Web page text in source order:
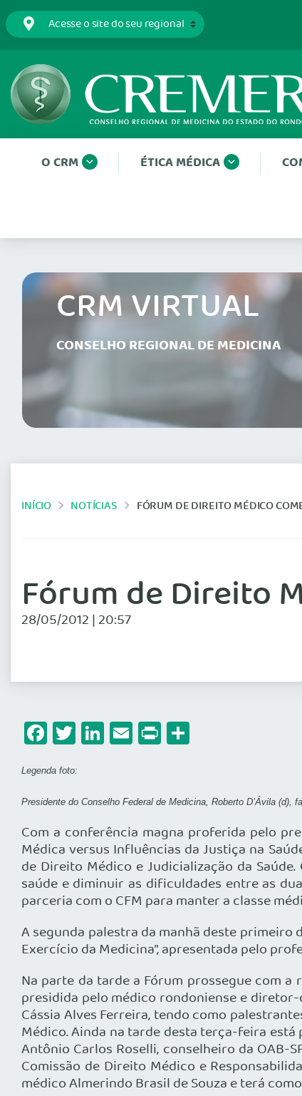
O CRM ÉTICA MÉDICA
CRM VIRTUAL
CONSELHO REGIONAL DE MEDICINA
INÍCIO NOTÍCIAS FÓRUM DE DIREITO MÉDICO
Fórum de Direito
28/05/2012 | 20:57
Facebook
Twitter
LinkedIn
Email
Print
Legenda foto:
Presidente do Conselho Federal de Medicina, Roberto D’Ávila (d),
Com a conferência magna proferida pelo
Médica versus Influências da Justiça na
de Direito Médico e Judicialização da
saúde e diminuir as dificuldades entre as
parceria com o CFM para manter a classe
A segunda palestra da manhã deste primeiro
Exercício da Medicina”, apresentada pelo
Na parte da tarde a Fórum prossegue com a
presidida pelo médico rondoniense e
Cássia Alves Ferreira, tendo como
Médico. Ainda na tarde desta terça-feira está
Antônio Carlos Roselli, conselheiro da OAB-
Comissão de Direito Médico e
médico Almerindo Brasil de Souza e terá